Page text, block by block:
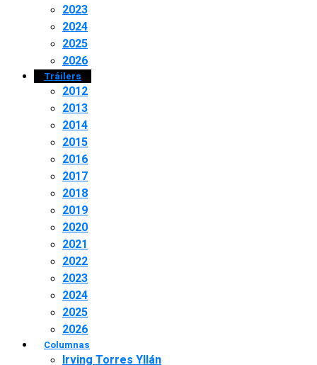
2023
2024
2025
2026
Tráilers
2012
2013
2014
2015
2016
2017
2018
2019
2020
2021
2022
2023
2024
2025
2026
Columnas
Irving Torres Yllán